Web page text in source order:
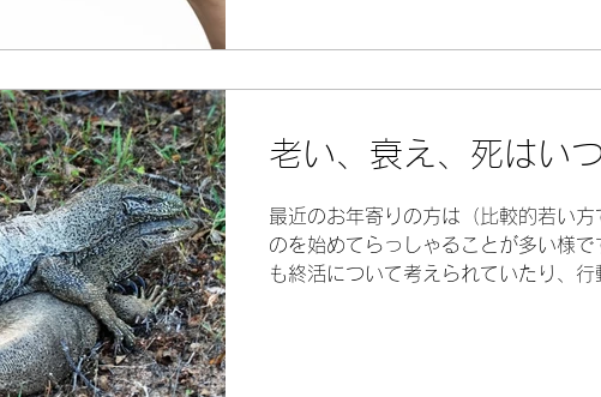
老い、衰え、死はい
最近のお年寄りの方は（比較的若い方
のを始めてらっしゃることが多い様
も終活について考えられていたり、行